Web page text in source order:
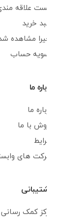
لیست علاقه مندی
سبد خرید
اخیرا مشاهده شده
تسویه حساب
درباره ما
درباره ما
فروش با ما
شرایط
شرکت های وابسته
پشتیبانی
مرکز کمک رسانی